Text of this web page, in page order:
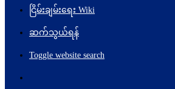
ငြိမ်းချမ်းရေး Wiki
ဆက်သွယ်ရန်
Toggle website search